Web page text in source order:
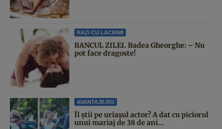
RAZI CU LACRIMI
BANCUL ZILEI. Badea Gheorghe: – Nu
pot face dragoste!
AVANTAJE.RO
Îl știi pe uriașul actor? A dat cu piciorul
unui mariaj de 38 de ani...